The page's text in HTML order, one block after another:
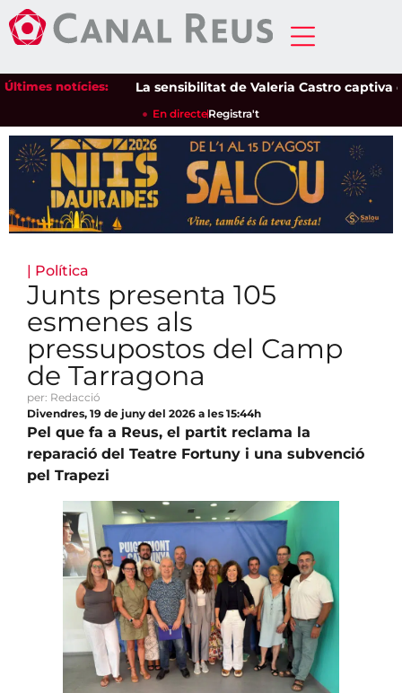
Últimes notícies:La sensibilitat de Valeria Castro captiva el
En directeRegistra't
| Política
Junts presenta 105
esmenes als
pressupostos del Camp
de Tarragona
per: Redacció
Divendres, 19 de juny del 2026 a les 15:44h
Pel que fa a Reus, el partit reclama la
reparació del Teatre Fortuny i una subvenció
pel Trapezi